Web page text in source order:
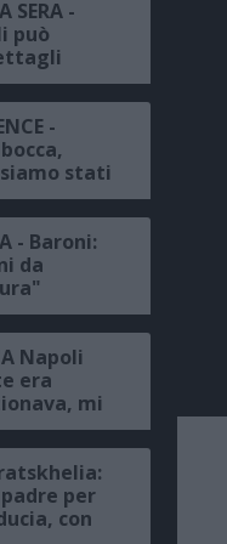
SERA -
può
-
stati
al Napoli
- Baroni:
da
Napoli
era
mi
un
ma alla
per
con